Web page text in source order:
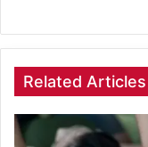
Related Articles